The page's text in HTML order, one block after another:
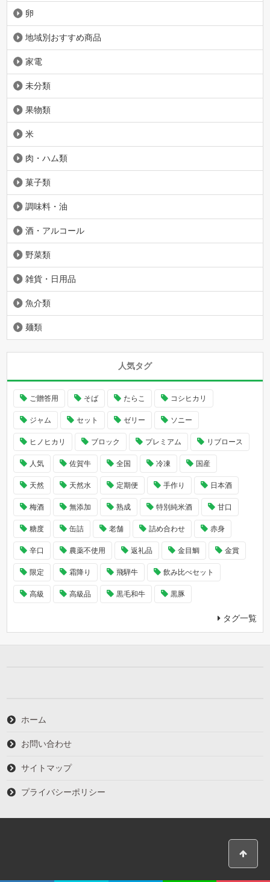
卵
地域別おすすめ商品
家電
未分類
果物類
米
肉・ハム類
菓子類
調味料・油
酒・アルコール
野菜類
雑貨・日用品
魚介類
麺類
人気タグ
ご贈答用 そば たらこ コシヒカリ
ジャム セット ゼリー ソニー
ヒノヒカリ ブロック プレミアム リブロース
人気 佐賀牛 全国 冷凍 国産
天然 天然水 定期便 手作り 日本酒
梅酒 無添加 熟成 特別純米酒 甘口
糖度 缶詰 老舗 詰め合わせ 赤身
辛口 農薬不使用 返礼品 金目鯛 金賞
限定 霜降り 飛騨牛 飲み比べセット
高級 高級品 黒毛和牛 黒豚
タグ一覧
ホーム
お問い合わせ
サイトマップ
プライバシーポリシー